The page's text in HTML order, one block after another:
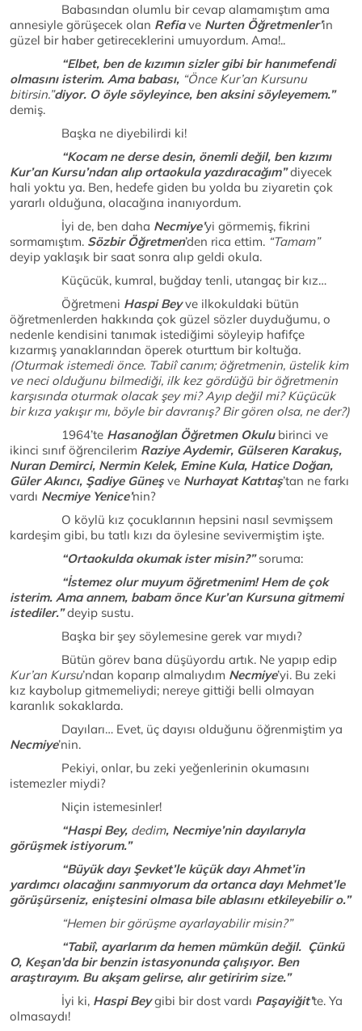
Babasından olumlu bir cevap alamamıştım ama
annesiyle görüşecek olan Refiave Nurten Öğretmenler’in
güzel bir haber getireceklerini umuyordum. Ama!..
“Elbet, ben de kızımın sizler gibi bir hanımefendi
olmasını isterim. Ama babası, “Önce Kur’an Kursunu
bitirsin.”diyor. O öyle söyleyince, ben aksini söyleyemem.”
demiş.
Başka ne diyebilirdi ki!
“Kocam ne derse desin, önemli değil, ben kızımı
Kur’an Kursu’ndan alıp ortaokula yazdıracağım”diyecek
hali yoktu ya. Ben, hedefe giden bu yolda bu ziyaretin çok
yararlı olduğuna, olacağına inanıyordum.
İyi de, ben daha Necmiye’yi görmemiş, fikrini
sormamıştım. Sözbir Öğretmen’den rica ettim. “Tamam”
deyip yaklaşık bir saat sonra alıp geldi okula.
Küçücük, kumral, buğday tenli, utangaç bir kız…
Öğretmeni Haspi Beyve ilkokuldaki bütün
öğretmenlerden hakkında çok güzel sözler duyduğumu, o
nedenle kendisini tanımak istediğimi söyleyip hafifçe
kızarmış yanaklarından öperek oturttum bir koltuğa.
(Oturmak istemedi önce. Tabiî canım; öğretmenin, üstelik kim
ve neci olduğunu bilmediği, ilk kez gördüğü bir öğretmenin
karşısında oturmak olacak şey mi? Ayıp değil mi? Küçücük
bir kıza yakışır mı, böyle bir davranış? Bir gören olsa, ne der?)
1964’te Hasanoğlan Öğretmen Okulubirinci ve
ikinci sınıf öğrencilerim Raziye Aydemir, Gülseren Karakuş,
Nuran Demirci, Nermin Kelek, Emine Kula, Hatice Doğan,
Güler Akıncı, Şadiye Güneşve Nurhayat Katıtaş’tan ne farkı
vardı Necmiye Yenice’nin?
O köylü kız çocuklarının hepsini nasıl sevmişsem
kardeşim gibi, bu tatlı kızı da öylesine sevivermiştim işte.
“Ortaokulda okumak ister misin?”soruma:
“İstemez olur muyum öğretmenim! Hem de çok
isterim. Ama annem, babam önce Kur’an Kursuna gitmemi
istediler.”deyip sustu.
Başka bir şey söylemesine gerek var mıydı?
Bütün görev bana düşüyordu artık. Ne yapıp edip
Kur’an Kursu’ndan koparıp almalıydım Necmiye’yi. Bu zeki
kız kaybolup gitmemeliydi; nereye gittiği belli olmayan
karanlık sokaklarda.
Dayıları… Evet, üç dayısı olduğunu öğrenmiştim ya
Necmiye’nin.
Pekiyi, onlar, bu zeki yeğenlerinin okumasını
istemezler miydi?
Niçin istemesinler!
“Haspi Bey, dedim, Necmiye’nin dayılarıyla
görüşmek istiyorum.”
“Büyük dayı Şevket’le küçük dayı Ahmet’in
yardımcı olacağını sanmıyorum da ortanca dayı Mehmet’le
görüşürseniz, eniştesini olmasa bile ablasını etkileyebilir o.”
“Hemen bir görüşme ayarlayabilir misin?”
“Tabiî, ayarlarım da hemen mümkün değil. Çünkü
O, Keşan’da bir benzin istasyonunda çalışıyor. Ben
araştırayım. Bu akşam gelirse, alır getiririm size.”
İyi ki, Haspi Beygibi bir dost vardı Paşayiğit’te. Ya
olmasaydı!